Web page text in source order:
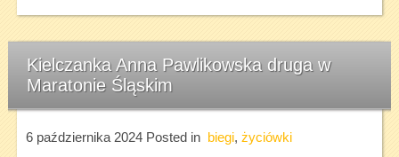
Kielczanka Anna Pawlikowska druga w
Maratonie Śląskim
6 października 2024Posted in biegi, życiówki